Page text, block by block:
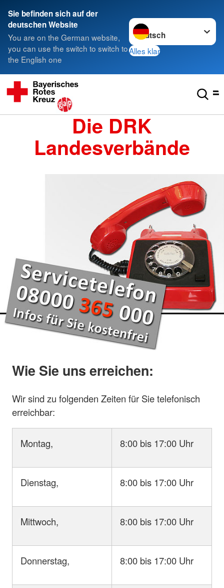
Sie befinden sich auf der
deutschen Website
You are on the German website,
you can use the switch to switch to
the English one
Sprache wechseln zu
Alles klar
Die DRK
Landesverbände
Wie Sie uns erreichen:
Wir sind zu folgenden Zeiten für Sie telefonisch
erreichbar:
Montag, 8:00 bis 17:00 Uhr
Dienstag, 8:00 bis 17:00 Uhr
Mittwoch, 8:00 bis 17:00 Uhr
Donnerstag, 8:00 bis 17:00 Uhr